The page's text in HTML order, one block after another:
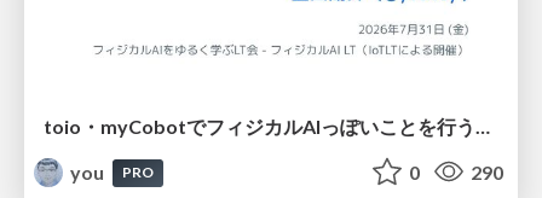
you
PRO 0 290